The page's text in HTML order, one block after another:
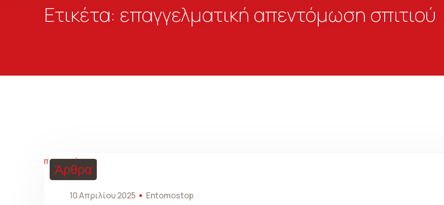
Ετικέτα: επαγγελματική απεντόμωση σπιτιού
Άρθρα
10 Απριλίου 2025 Entomostop